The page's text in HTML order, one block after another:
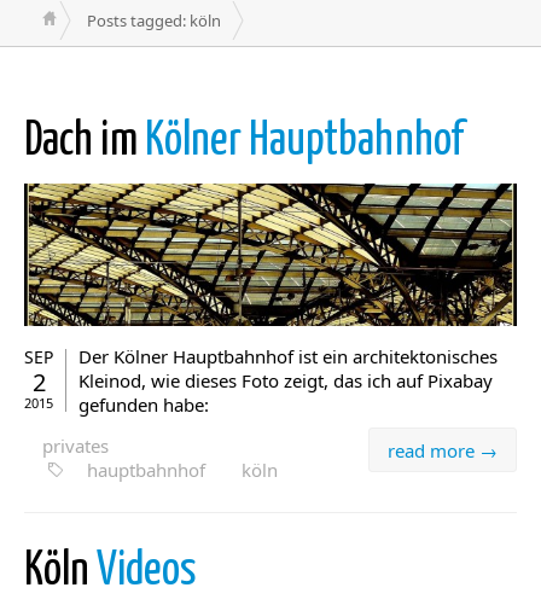
Posts tagged: köln
Dach im Kölner Hauptbahnhof
SEP
2
2015
Der Kölner Hauptbahnhof ist ein architektonisches
Kleinod, wie dieses Foto zeigt, das ich auf Pixabay
gefunden habe:
read more →
privates
hauptbahnhof
köln
Köln Videos